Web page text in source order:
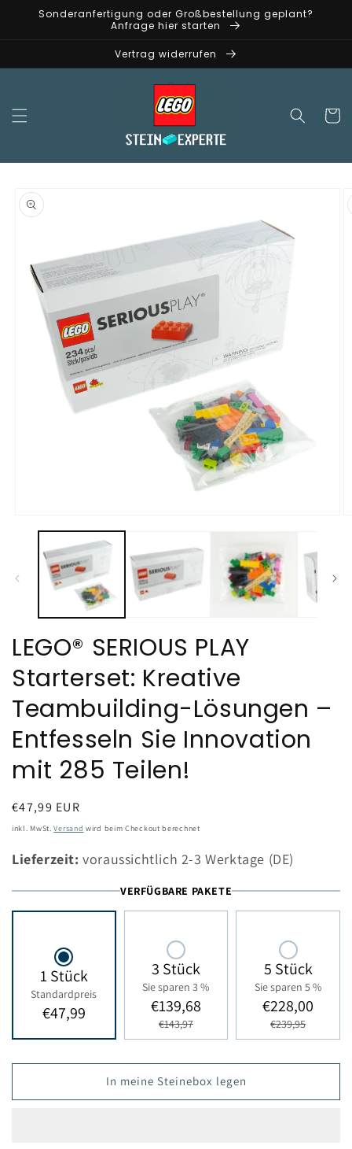
zumSonderanfertigung oder Großbestellung geplant?
Anfrage hier starten
Vertrag widerrufen
LEGO® SERIOUS PLAY
Starterset: Kreative
Teambuilding-Lösungen –
Entfesseln Sie Innovation
mit 285 Teilen!
Normaler
Preis
€47,99 EUR
inkl. MwSt.Versand wird beim Checkout berechnet
Lieferzeit: voraussichtlich 2-3 Werktage (DE)
VERFÜGBARE PAKETE
1 Stück
Standardpreis
€47,99
3 Stück
Sie sparen 3 %
€139,68
€143,97
5 Stück
Sie sparen 5 %
€228,00
€239,95
In meine Steinebox legen